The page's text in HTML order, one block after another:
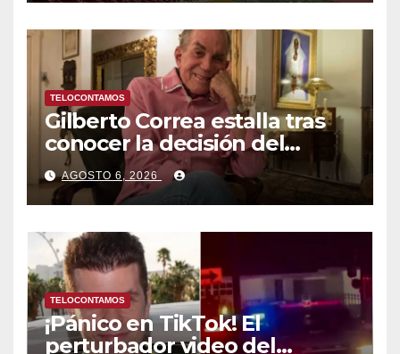
TELOCONTAMOS
Gilberto Correa estalla tras
conocer la decisión del
tribunal en su caso
AGOSTO 6, 2026
TELOCONTAMOS
¡Pánico en TikTok! El
perturbador video del